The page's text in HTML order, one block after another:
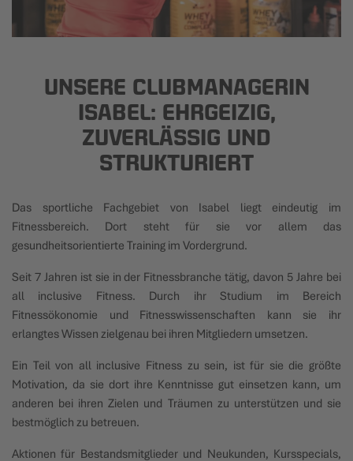
UNSERE CLUBMANAGERIN
ISABEL: EHRGEIZIG,
ZUVERLÄSSIG UND
STRUKTURIERT
Das sportliche Fachgebiet von Isabel liegt eindeutig im
Fitnessbereich. Dort steht für sie vor allem das
gesundheitsorientierte Training im Vordergrund.
Seit 7 Jahren ist sie in der Fitnessbranche tätig, davon 5 Jahre bei
all inclusive Fitness. Durch ihr Studium im Bereich
Fitnessökonomie und Fitnesswissenschaften kann sie ihr
erlangtes Wissen zielgenau bei ihren Mitgliedern umsetzen.
Ein Teil von all inclusive Fitness zu sein, ist für sie die größte
Motivation, da sie dort ihre Kenntnisse gut einsetzen kann, um
anderen bei ihren Zielen und Träumen zu unterstützen und sie
bestmöglich zu betreuen.
Aktionen für Bestandsmitglieder und Neukunden, Kursspecials,